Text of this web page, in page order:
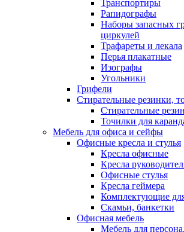
Транспортиры
Рапидографы
Наборы запасных
циркулей
Трафареты и лекала
Перья плакатные
Изографы
Угольники
Грифели
Стирательные резинки,
Стирательные
Точилки для
Мебель для офиса и сейфы
Офисные кресла и стулья
Кресла офисные
Кресла
Офисные стулья
Кресла геймера
Комплектующие
Скамьи, банкетки
Офисная мебель
Мебель для